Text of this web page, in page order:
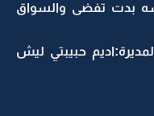
بدت تفضى والسواق
حبيبتي ليش